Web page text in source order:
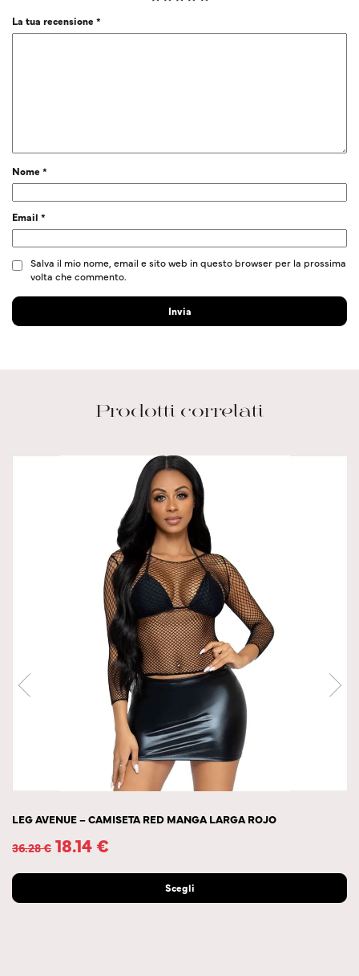
La tua recensione*
Nome*
Email *
Salva il mio nome, email e sito web in questo browser per la prossima
volta che commento.
Prodotti correlati
LEG AVENUE – CAMISETA RED MANGA LARGA ROJO
36.28€ 18.14€
Scegli